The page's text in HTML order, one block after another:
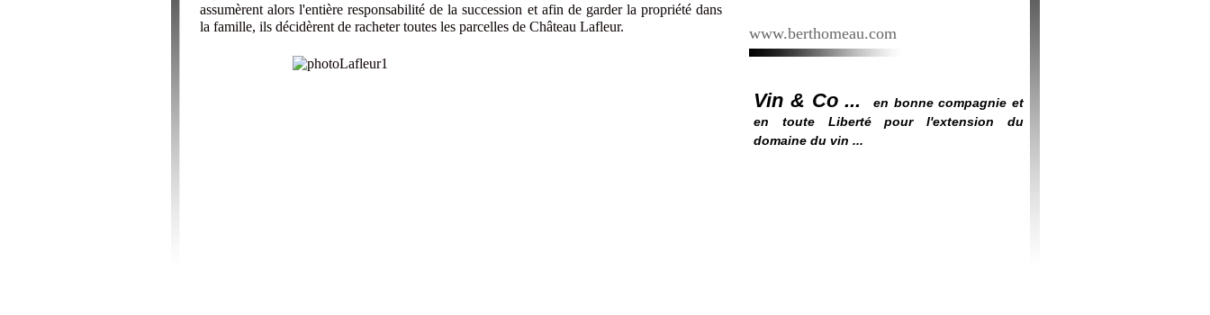
assumèrent alors l'entière responsabilité de la succession et afin de garder la propriété dans
la famille, ils décidèrent de racheter toutes les parcelles de Château Lafleur.
www.berthomeau.com
Vin & Co ...
en bonne compagnie et
en toute Liberté pour l'extension du
domaine du vin ...